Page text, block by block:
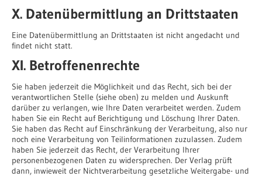
X. Datenübermittlung an Drittstaaten
Eine Datenübermittlung an Drittstaaten ist nicht angedacht und
findet nicht statt.
XI. Betroffenenrechte
Sie haben jederzeit die Möglichkeit und das Recht, sich bei der
verantwortlichen Stelle (siehe oben) zu melden und Auskunft
darüber zu verlangen, wie Ihre Daten verarbeitet werden. Zudem
haben Sie ein Recht auf Berichtigung und Löschung Ihrer Daten.
Sie haben das Recht auf Einschränkung der Verarbeitung, also nur
noch eine Verarbeitung von Teilinformationen zuzulassen. Zudem
haben Sie jederzeit das Recht, der Verarbeitung Ihrer
personenbezogenen Daten zu widersprechen. Der Verlag prüft
dann, inwieweit der Nichtverarbeitung gesetzliche Weitergabe- und